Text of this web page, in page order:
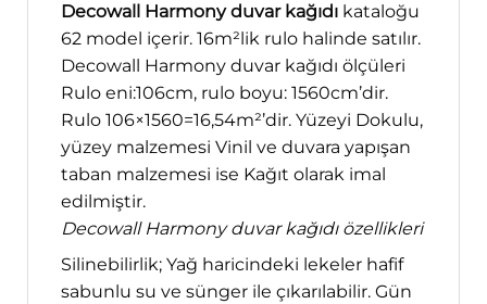
Decowall Harmony duvar kağıdı kataloğu
62 model içerir. 16m²lik rulo halinde satılır.
Decowall Harmony duvar kağıdı ölçüleri
Rulo eni:106cm, rulo boyu: 1560cm’dir.
Rulo 106×1560=16,54m²’dir. Yüzeyi Dokulu,
yüzey malzemesi Vinil ve duvara yapışan
taban malzemesi ise Kağıt olarak imal
edilmiştir.
Decowall Harmony duvar kağıdı özellikleri
Silinebilirlik; Yağ haricindeki lekeler hafif
sabunlu su ve sünger ile çıkarılabilir. Gün